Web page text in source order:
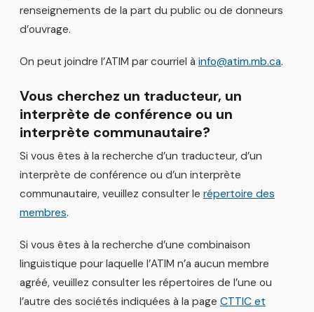
renseignements de la part du public ou de donneurs
d’ouvrage.
On peut joindre l’ATIM par courriel à info@atim.mb.ca.
Vous cherchez un traducteur, un
interprète de conférence ou un
interprète communautaire?
Si vous êtes à la recherche d’un traducteur, d’un
interprète de conférence ou d’un interprète
communautaire, veuillez consulter le répertoire des
membres.
Si vous êtes à la recherche d’une combinaison
linguistique pour laquelle l’ATIM n’a aucun membre
agréé, veuillez consulter les répertoires de l’une ou
l’autre des sociétés indiquées à la page CTTIC et